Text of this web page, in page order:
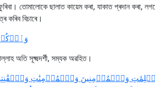
তোমালোকে ছালাত কায়েম কৰা, যাকাত প্ৰদান
বিচাৰে।
অতি সূক্ষ্মদৰ্শী, সম্যক অৱহিত।
وَٱلۡمُؤۡمِنِينَ وَٱلۡمُؤۡمِنَٰتِ